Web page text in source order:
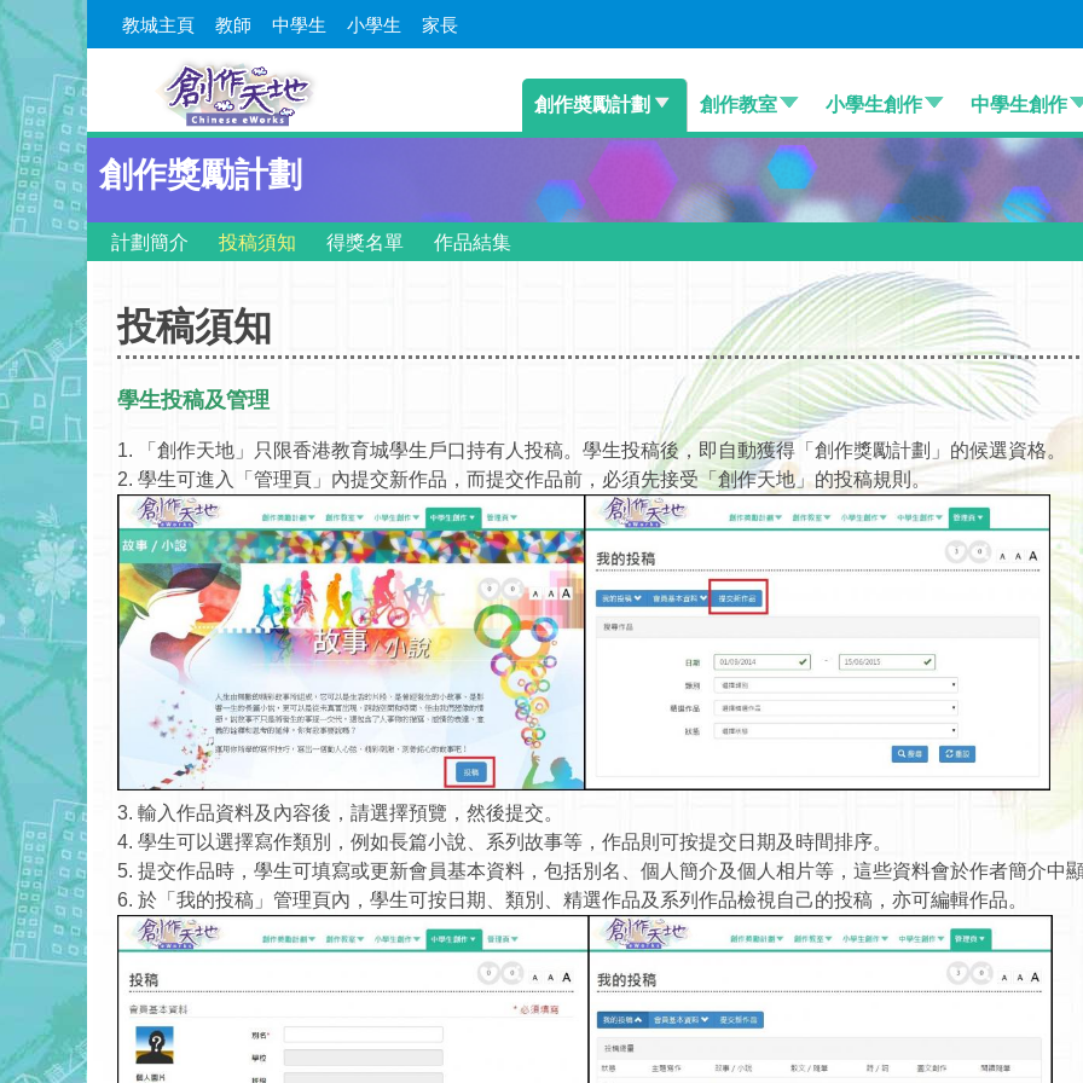
教城主頁 教師 中學生 小學生 家長
創作奬勵計劃 創作教室 小學生創作 中學生創作
創作獎勵計劃
計劃簡介 投稿須知 得獎名單 作品結集
投稿須知
學生投稿及管理
1. 「創作天地」只限香港教育城學生戶口持有人投稿。學生投稿後，即自動獲得「創作獎勵計劃」的候選資格。
2. 學生可進入「管理頁」內提交新作品，而提交作品前，必須先接受「創作天地」的投稿規則。
3. 輸入作品資料及內容後，請選擇預覽，然後提交。
4. 學生可以選擇寫作類別，例如長篇小說、系列故事等，作品則可按提交日期及時間排序。
5. 提交作品時，學生可填寫或更新會員基本資料，包括別名、個人簡介及個人相片等，這些資料會於作者簡介中
6. 於「我的投稿」管理頁內，學生可按日期、類別、精選作品及系列作品檢視自己的投稿，亦可編輯作品。